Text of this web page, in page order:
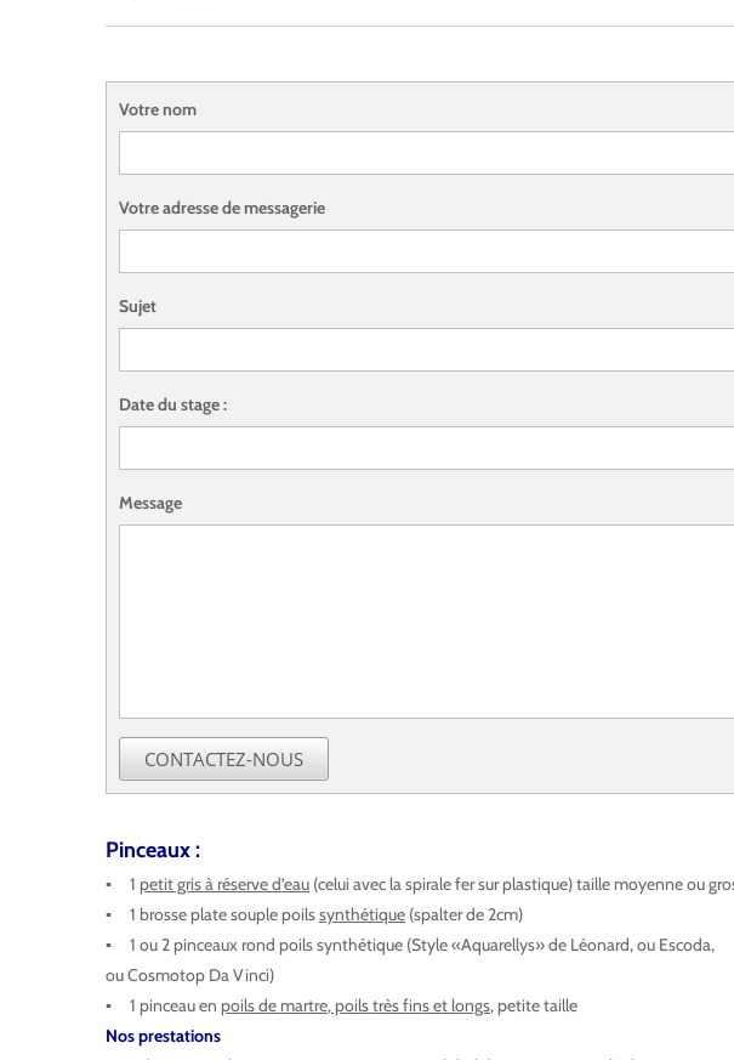
Votre nom
Votre adresse de messagerie
Sujet
Date du stage :
Message
CONTACTEZ-NOUS
Pinceaux:
▪ 1 petit gris à réserve d’eau (celui avec la spirale fer sur plastique) taille moyenne ou
▪ 1 brosse plate souple poilssynthétique (spalter de 2cm)
▪ 1 ou 2 pinceaux rond poils synthétique (Style «Aquarellys» de Léonard, ou Escoda,
ou Cosmotop Da Vinci)
▪ 1 pinceau en poils de martre, poils très fins et longs, petite taille
Nos prestations